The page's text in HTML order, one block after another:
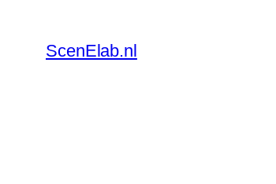
content
ScenElab.nl